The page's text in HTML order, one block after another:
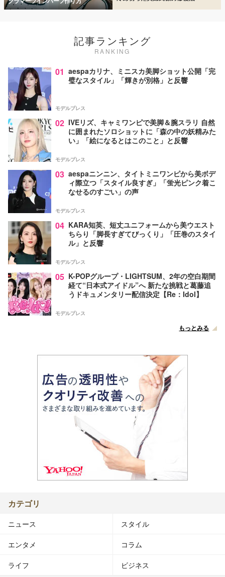
記事ランキング
RANKING
01 aespaカリナ、ミニスカ美脚ショット公開「完
璧なスタイル」「輝きが別格」と反響
モデルプレス
02 IVEリズ、キャミワンピで美脚＆腕スラリ 自然
に囲まれたソロショットに「森の中の妖精みた
い」「絵になるとはこのこと」と反響
モデルプレス
03 aespaニンニン、タイトミニワンピから美ボデ
ィ際立つ「スタイル良すぎ」「蛍光ピンク着こ
なせるのすごい」の声
モデルプレス
04 KARA知英、短丈ユニフォームから美ウエスト
ちらり「脚長すぎてびっくり」「圧巻のスタイ
ル」と反響
モデルプレス
05 K-POPグループ・LIGHTSUM、2年の空白期間
経て“日本式アイドル”へ 新たな挑戦と葛藤追
うドキュメンタリー配信決定【Re：Idol】
モデルプレス
もっとみる
カテゴリ
ニュース スタイル
エンタメ コラム
ライフ ビジネス